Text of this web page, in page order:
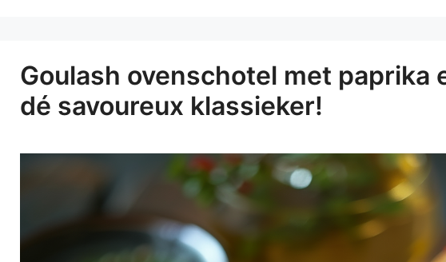
Goulash ovenschotel met paprika
dé savoureux klassieker!